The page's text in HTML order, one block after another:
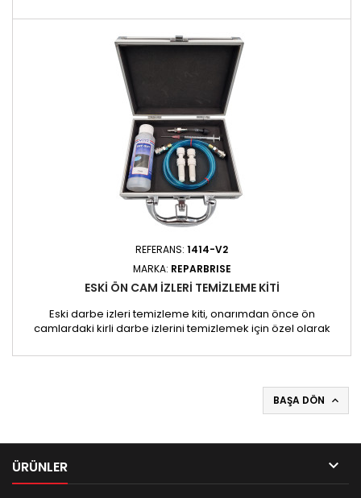
ve yazılım versiyonu göstergesi - Patentli teknoloji M-TER2'nin
her türlü UV lambası, SONDAJ EKİPMANI veya doğrudan
üzerine bağlayıp yükleyebileceğiniz diğer...
REFERANS: 1414-V2
MARKA: REPARBRISE
ESKI ÖN CAM IZLERI TEMIZLEME KITI
Eski darbe izleri temizleme kiti, onarımdan önce ön
camlardaki kirli darbe izlerini temizlemek için özel olarak
engelleyen kalıntıları, tozu ve kirleri temizler. Profesyonel
onarımın yapışmasını ve dayanıklılığını optimize eder.
BAŞA DÖN 
ÜRÜNLER 